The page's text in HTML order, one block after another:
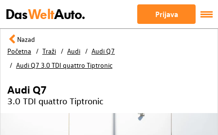
DasWeltAuto. Prijava
Nazad
Početna
Traži Audi
Audi Q7
Audi Q7 3.0 TDI quattro Tiptronic
Audi Q7
3.0 TDI quattro Tiptronic